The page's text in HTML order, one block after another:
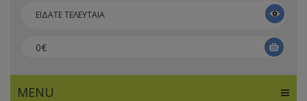
ΕΙΔΑΤΕ ΤΕΛΕΥΤΑΙΑ
0€
MENU